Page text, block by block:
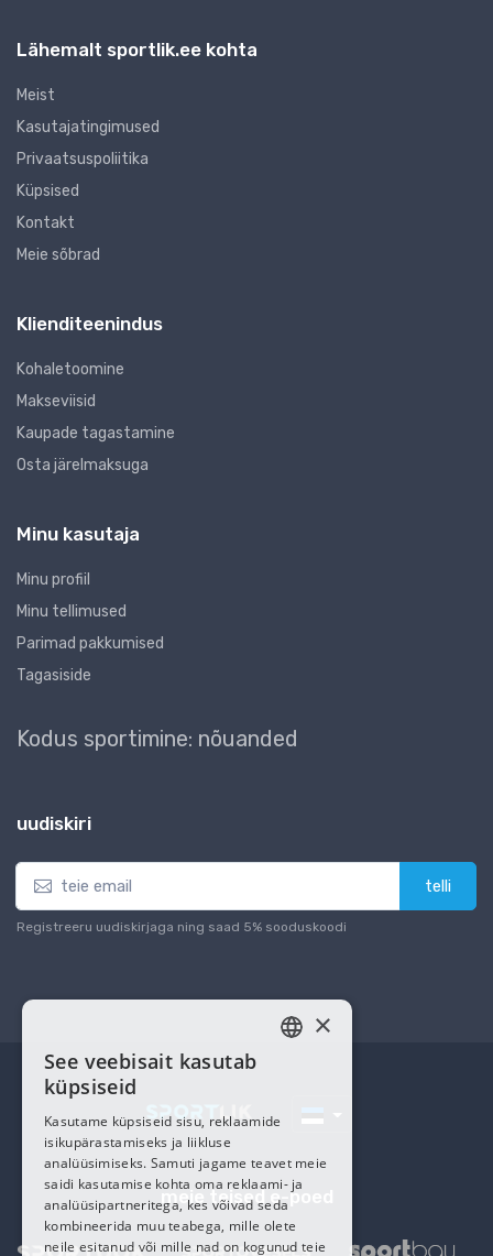
Lähemalt sportlik.ee kohta
Meist
Kasutajatingimused
Privaatsuspoliitika
Küpsised
Kontakt
Meie sõbrad
Klienditeenindus
Kohaletoomine
Makseviisid
Kaupade tagastamine
Osta järelmaksuga
Minu kasutaja
Minu profiil
Minu tellimused
Parimad pakkumised
Tagasiside
Kodus sportimine: nõuanded
uudiskiri
telli
Registreeru uudiskirjaga ning saad 5% sooduskoodi
meie teised e-poed
×
See veebisait kasutab
küpsiseid
Kasutame küpsiseid sisu, reklaamide
isikupärastamiseks ja liikluse
analüüsimiseks. Samuti jagame teavet meie
saidi kasutamise kohta oma reklaami- ja
analüüsipartneritega, kes võivad seda
kombineerida muu teabega, mille olete
neile esitanud või mille nad on kogunud teie